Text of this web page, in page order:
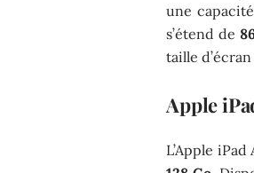
une
s’étend de
taille
Apple
L’Apple